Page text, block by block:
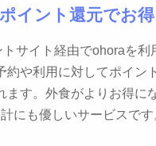
ポイント還元でお得
トサイト経由でohoraを利
約や利用に対してポイン
ます。外食がよりお得に
にも優しいサービスです